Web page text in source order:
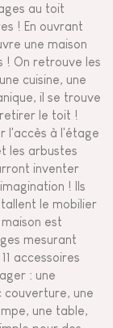
au toit
! En ouvrant
une maison
! On retrouve les
cuisine, une
il se trouve
le toit !
l'accès à l'étage
les arbustes
inventer
! Ils
le mobilier
est
mesurant
accessoires
: une
couverture, une
une table,